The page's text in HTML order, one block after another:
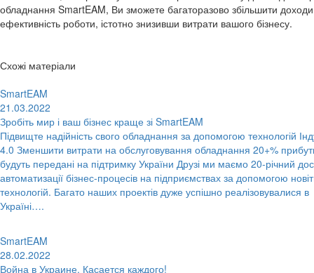
обладнання SmartEAM, Ви зможете багаторазово збільшити доходи
ефективність роботи, істотно знизивши витрати вашого бізнесу.
Схожі матеріали
SmartEAM
21.03.2022
Зробіть мир і ваш бізнес краще зі SmartEAM
Підвищте надійність свого обладнання за допомогою технологій
4.0 Зменшити витрати на обслуговування обладнання 20+%
будуть передані на підтримку України Друзі ми маємо 20-річний
автоматизації бізнес-процесів на підприємствах за допомогою
технологій. Багато наших проектів дуже успішно реалізовувалися в
Україні….
SmartEAM
28.02.2022
Война в Украине. Касается каждого!